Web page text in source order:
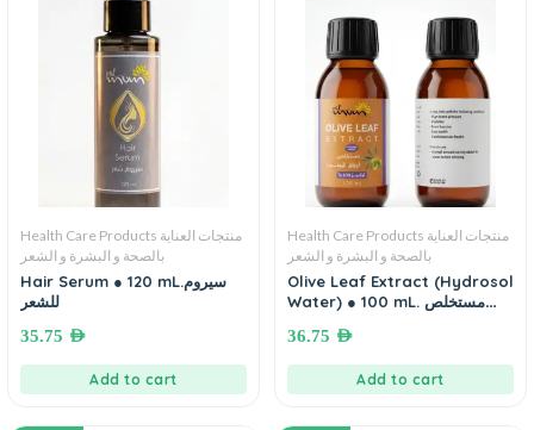
Health Care Products منتجات العناية
بالصحة و البشرة و الشعر
Hair Serum ● 120 mL.سيروم
للشعر
35.75 AED
Add to cart
Health Care Products منتجات العناية
بالصحة و البشرة و الشعر
Olive Leaf Extract (Hydrosol
Water) ● 100 mL. مستخلص
36.75 AED
Add to cart